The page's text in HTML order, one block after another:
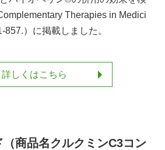
Therapies in Medici
857.）に掲載しました。
詳しくはこちら
商品名クルクミンC3コン